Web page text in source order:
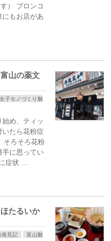
） ブロンコ
にもお店があ
山の薬文
子モノづくり魅
め、ティッ
いたら花粉症
そろそろ花粉
手に思ってい
症状 …
たるいか
発見記
富山魅